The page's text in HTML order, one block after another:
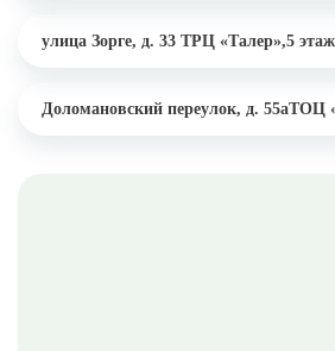
улица Зорге, д. 33 ТРЦ «Талер»,5 этаж
Доломановский переулок, д. 55аТОЦ